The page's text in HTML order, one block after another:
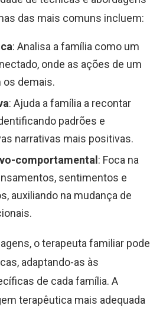
das mais comuns incluem:
: Analisa a família como um
onde as ações de um
demais.
: Ajuda a família a recontar
padrões e
narrativas mais positivas.
comportamental : Foca na
sentimentos e
auxiliando na mudança de
o terapeuta familiar pode
adaptando-as às
de cada família. A
terapêutica mais adequada